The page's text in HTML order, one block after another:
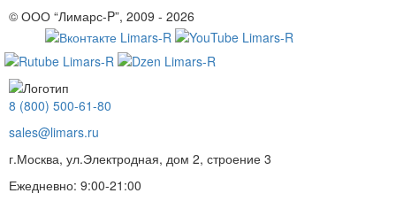
© ООО “Лимарс-P”, 2009 - 2026
8 (800) 500-61-80
sales@limars.ru
г.Москва, ул.Электродная, дом 2, строение 3
Ежедневно: 9:00-21:00